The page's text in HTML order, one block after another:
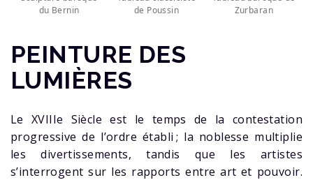
du Bernin
de Poussin
Zurbaran
PEINTURE DES
LUMIÈRES
Le XVIIIe Siècle est le temps de la contestation
progressive de l’ordre établi ; la noblesse multiplie
les divertissements, tandis que les artistes
s’interrogent sur les rapports entre art et pouvoir.